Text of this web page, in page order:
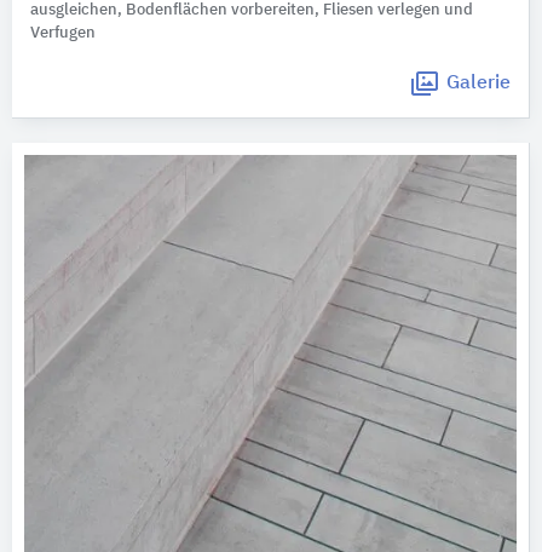
ausgleichen, Bodenflächen vorbereiten, Fliesen verlegen und
Verfugen
Galerie